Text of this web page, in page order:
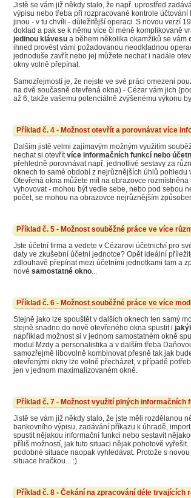
Jistě se vám již někdy stalo, že např. uprostřed
výpisu nebo třeba při rozpracované kontrole
jinou - v tu chvíli - důležitější operaci. S novou verzí
doklad a pak se k němu více či méně komplikovaně
jedinou klávesu a během několika okamžiků se vám
ihned provést vámi požadovanou neodkladnou
jednoduše zavřít nebo jej můžete nechat i nadále
okny volně přepínat.
Samozřejmostí je, že nejste ve své práci omezeni
na dvě současně otevřená okna) - Cézar vám jich
až 6, takže vašemu potenciálně zvýšenému výkonu
Příklad č. 4 - Možnost otevřít a porovnávat více
Dalším jistě velmi zajímavým možným využitím
nechat si otevřítvíce informačních funkcí nebo
přehledně porovnávat např. jednotlivé sestavy za
oknech to samé období z nejrůznějších úhlů
Otevřená okna můžete mít na obrazovce
vyhovovat - mohou být vedle sebe, nebo pod sebou
počet, se mohou na obrazovce nejrůznějším
Příklad č. 5 - Možnost souběžné práce ve více
Jste účetní firma a vedete v Cézarovi účetnictví pro
daty ve zkušební účetní jednotce? Opět ideální
zdlouhavě přepínat mezi účetními jednotkami tam a
nové samostatné okno...
Příklad č. 6 - Možnost souběžné práce ve více
Stejně jako lze spouštět v dalších oknech ten samý
stejně snadno do nově otevřeného okna spustit i
například možnost si v jednom samostatném okně
modul Mzdy a personalistika a v dalším třeba
samozřejmě libovolně kombinovat přesně tak jak
otevřenými okny lze volně přecházet, v případě
jen v jednom maximalizovaném okně.
Příklad č. 7 - Možnost využití plných informačních
Jistě se vám již někdy stalo, že jste měli rozdělanou
bankovního výpisu, zadávání příkazu k úhradě,
spustit nějakou informační funkci nebo sestavit
příliš možností, jak tuto situaci nějak pohotově
podobné situace naopak vyhledávat. Protože s
situace hračkou... :)
Příklad č. 8 - Čekání na zpracování déle trvajících